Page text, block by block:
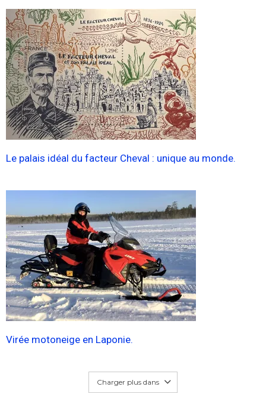
Le palais idéal du facteur Cheval : unique au monde.
Virée motoneige en Laponie.
Charger plus dans